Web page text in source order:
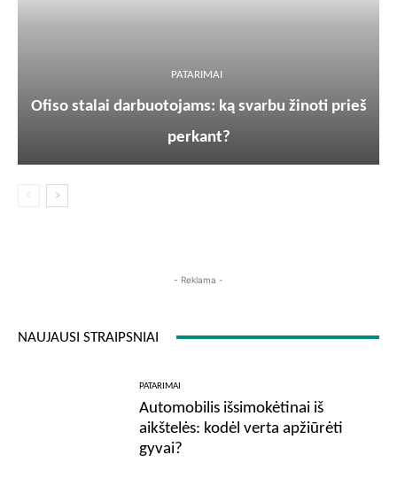
PATARIMAI
Ofiso stalai darbuotojams: ką svarbu žinoti prieš
perkant?
- Reklama -
NAUJAUSI STRAIPSNIAI
PATARIMAI
Automobilis išsimokėtinai iš
aikštelės: kodėl verta apžiūrėti
gyvai?